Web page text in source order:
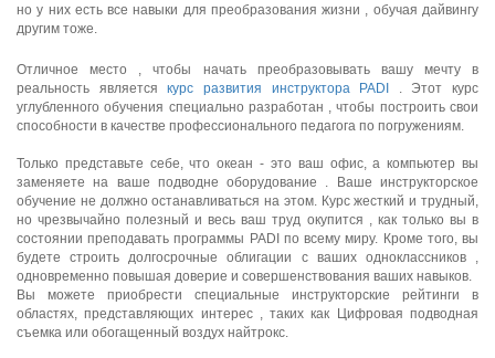
но у них есть все навыки для преобразования жизни , обучая дайвингу
другим тоже.
Отличное место , чтобы начать преобразовывать вашу мечту в
реальность являетсякурс развития инструктора PADI
. Этот курс
углубленного обучения специально разработан , чтобы построить свои
способности в качестве профессионального педагога по погружениям.
Только представьте себе, что океан - это ваш офис, а компьютер вы
заменяете на ваше подводне оборудование . Ваше инструкторское
обучение не должно останавливаться на этом. Курс жесткий и трудный,
но чрезвычайно полезный и весь ваш труд окупится , как только вы в
состоянии преподавать программы PADI по всему миру. Кроме того, вы
будете строить долгосрочные облигации с ваших одноклассников ,
одновременно повышая доверие и совершенствования ваших навыков.
Вы можете приобрести специальные инструкторские рейтинги в
областях, представляющих интерес , таких как Цифровая подводная
съемка или обогащенный воздух найтрокс.